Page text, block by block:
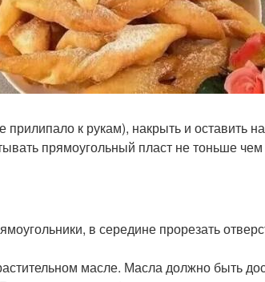
прилипало к рукам), накрыть и оставить
прямоугольный пласт не тоньше чем
в середине прорезать
масле. Масла должно быть